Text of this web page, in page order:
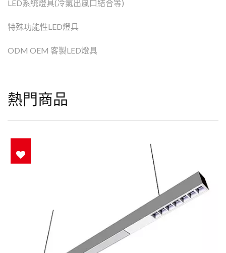
LED系統燈具(冷氣出風口結合等)
特殊功能性LED燈具
ODM OEM 客製LED燈具
熱門商品